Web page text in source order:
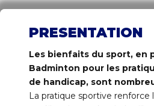
PRESENTATION
Les bienfaits du sport, en
Badminton pour les
de handicap, sont
La pratique sportive renforce